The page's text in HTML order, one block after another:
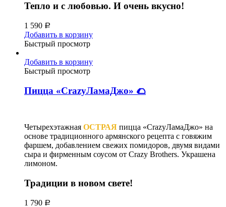
Тепло и с любовью. И очень вкусно!
1 590 Р
Добавить в корзину
Быстрый просмотр
Добавить в корзину
Быстрый просмотр
Пицца «CrazyЛамаДжо» 🌮
Четырехэтажная ОСТРАЯ пицца «CrazyЛамаДжо» на
основе традиционного армянского рецепта с говяжим
фаршем, добавлением свежих помидоров, двумя видами
сыра и фирменным соусом от Crazy Brothers. Украшена
лимоном.
Традиции в новом свете!
1 790 Р